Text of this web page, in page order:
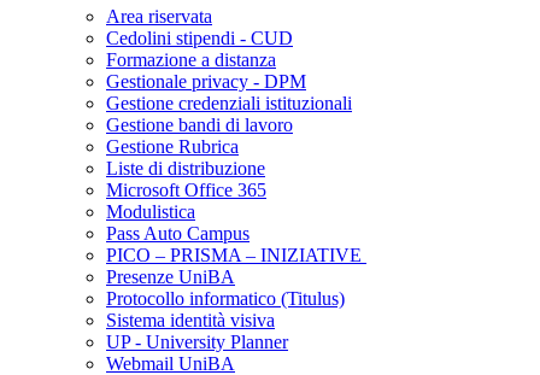
Area riservata
Cedolini stipendi - CUD
Formazione a distanza
Gestionale privacy - DPM
Gestione credenziali istituzionali
Gestione bandi di lavoro
Gestione Rubrica
Liste di distribuzione
Microsoft Office 365
Modulistica
Pass Auto Campus
PICO – PRISMA – INIZIATIVE
Presenze UniBA
Protocollo informatico (Titulus)
Sistema identità visiva
UP - University Planner
Webmail UniBA